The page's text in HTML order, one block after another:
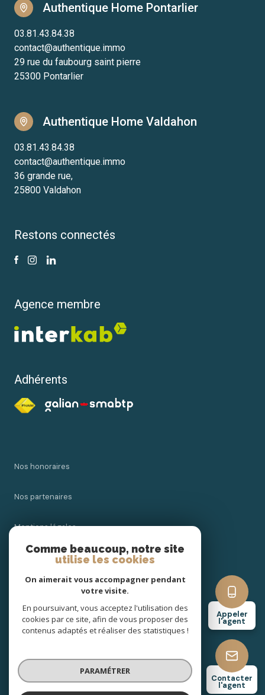
Appeler
l'agent
Contacter
l'agent
Authentique Home Pontarlier
03.81.43.84.38
contact@authentique.immo
29 rue du faubourg saint pierre
25300 Pontarlier
Authentique Home Valdahon
03.81.43.84.38
contact@authentique.immo
36 grande rue,
25800 Valdahon
Restons connectés
Agence membre
Adhérents
Nos honoraires
Nos partenaires
Mentions légales
Cookies
© 2026 | Tous droits réservés
Comme beaucoup, notre site
utilise les cookies
On aimerait vous accompagner pendant
votre visite.
En poursuivant, vous acceptez l'utilisation des
cookies par ce site, afin de vous proposer des
contenus adaptés et réaliser des statistiques !
PARAMÉTRER